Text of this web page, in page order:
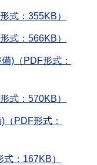
式：355KB）
式：566KB）
)（PDF形式：
式：570KB）
PDF形式：
：167KB）